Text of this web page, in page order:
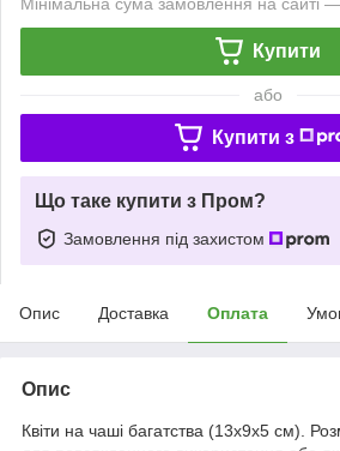
Купити
або
Купити з
Що таке купити з Пром?
Замовлення під захистом
Опис Доставка Оплата
Опис
Квіти на чаші багатства (13х9х5 см).